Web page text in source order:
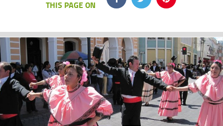
THIS PAGE ON